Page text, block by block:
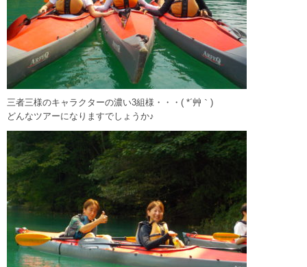
三者三様のキャラクターの濃い3組様・・・( *´艸｀)
どんなツアーになりますでしょうか♪